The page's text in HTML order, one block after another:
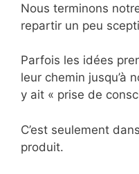
Nous terminons
repartir un peu
Parfois les idées
leur chemin jusqu’à
y ait « prise de
C’est seulement
produit.